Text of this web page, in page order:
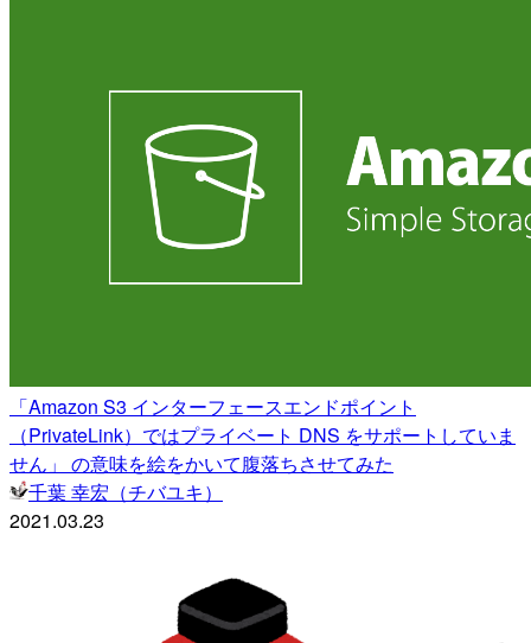
「Amazon S3 インターフェースエンドポイント
（PrivateLink）ではプライベート DNS をサポートしていま
せん」 の意味を絵をかいて腹落ちさせてみた
千葉 幸宏（チバユキ）
2021.03.23